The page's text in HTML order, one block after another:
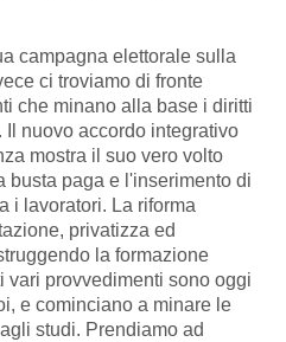
campagna elettorale sulla
ci troviamo di fronte
che minano alla base i diritti
nuovo accordo integrativo
mostra il suo vero volto
busta paga e l'inserimento di
i lavoratori. La riforma
privatizza ed
la formazione
vari provvedimenti sono oggi
e cominciano a minare le
studi. Prendiamo ad